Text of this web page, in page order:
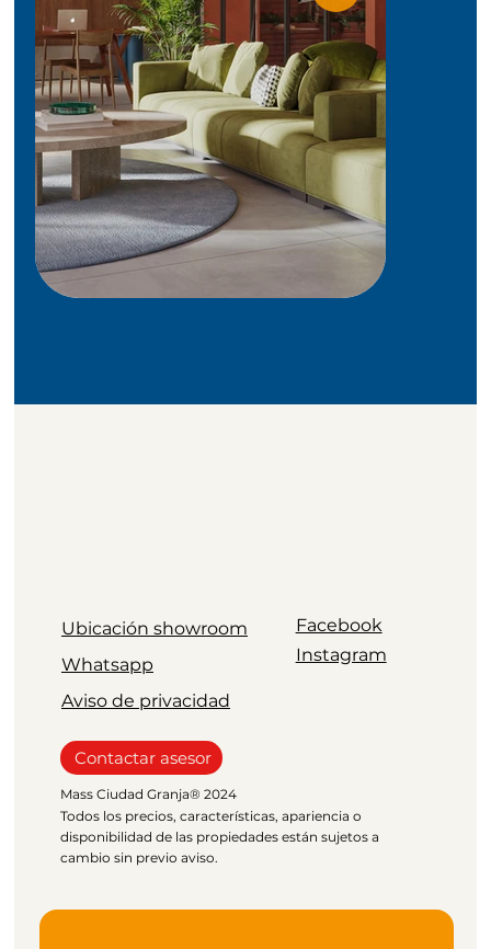
Facebook
Instagram
Ubicación showroom
Whatsapp
Aviso de privacidad
Contactar asesor
Mass Ciudad Granja® 2024
Todos los precios, características, apariencia o
disponibilidad de las propiedades están sujetos a
cambio sin previo aviso.